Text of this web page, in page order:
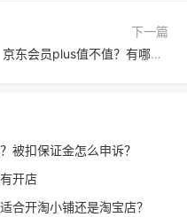
下一篇
京东会员plus值不值？有哪些福利？
被扣保证金怎么申诉？
开店
合开淘小铺还是淘宝店？